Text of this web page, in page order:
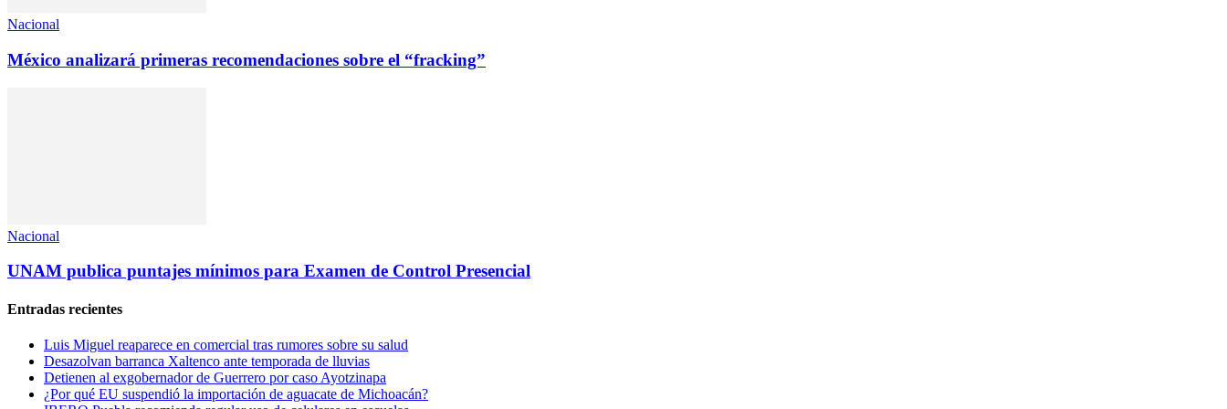
Nacional
México analizará primeras recomendaciones sobre el “fracking”
Nacional
UNAM publica puntajes mínimos para Examen de Control Presencial
Entradas recientes
Luis Miguel reaparece en comercial tras rumores sobre su salud
Desazolvan barranca Xaltenco ante temporada de lluvias
Detienen al exgobernador de Guerrero por caso Ayotzinapa
¿Por qué EU suspendió la importación de aguacate de Michoacán?